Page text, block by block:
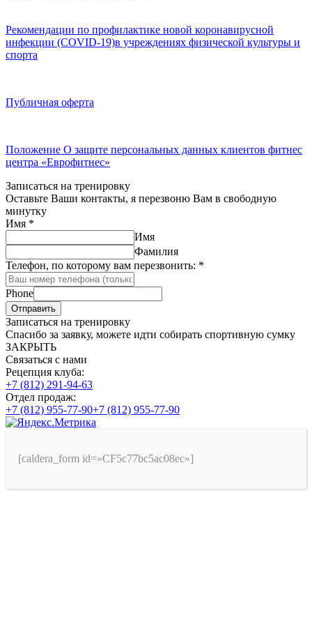
Рекомендации по профилактике новой коронавирусной
инфекции (COVID-19)в учреждениях физической культуры и
спорта
Публичная оферта
Положение О защите персональных данных клиентов фитнес
центра «Еврофитнес»
Записаться на тренировку
Оставьте Ваши контакты, я перезвоню Вам в свободную
минутку
Имя *
Имя
Фамилия
Телефон, по которому вам перезвонить: *
Phone
Отправить
Записаться на тренировку
Спасибо за заявку, можете идти собирать спортивную сумку
ЗАКРЫТЬ
Связаться с нами
Рецепция клуба:
+7 (812) 291-94-63
Отдел продаж:
+7 (812) 955-77-90+7 (812) 955-77-90
[caldera_form id=»CF5c77bc5ac08ec»]